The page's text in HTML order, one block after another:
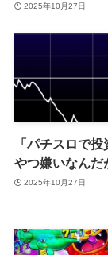
2025年10月27日
「パチスロで
やつ嫌いなんだ
2025年10月27日